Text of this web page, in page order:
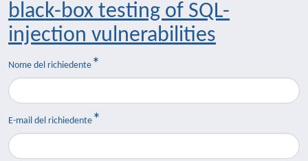
black-box testing of SQL-
injection vulnerabilities
Nome del richiedente
E-mail del richiedente